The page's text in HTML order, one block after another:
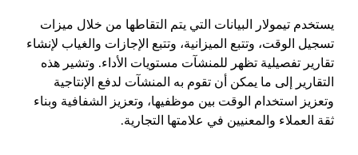
يستخدم تيمولار البيانات التي يتم التقاطها من خلال ميزات
تسجيل الوقت، وتتبع الميزانية، وتتبع الإجازات والغياب لإنشاء
تقارير تفصيلية تظهر للمنشآت مستويات الأداء. وتشير هذه
التقارير إلى ما يمكن أن تقوم به المنشآت لدفع الإنتاجية
وتعزيز استخدام الوقت بين موظفيها، وتعزيز الشفافية وبناء
ثقة العملاء والمعنيين في علامتها التجارية.